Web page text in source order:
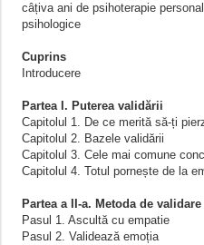
câțiva ani de psihoterapie
psihologice
Cuprins
Introducere
Partea I. Puterea validării
Capitolul 1. De ce merită să‑ți
Capitolul 2. Bazele validării
Capitolul 3. Cele mai comune
Capitolul 4. Totul pornește de la
Partea a II‑a. Metoda de
Pasul 1. Ascultă cu empatie
Pasul 2. Validează emoția